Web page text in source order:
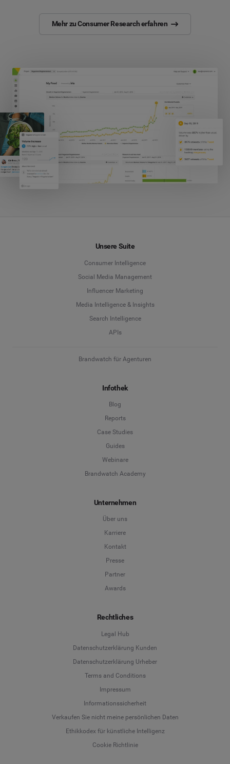
Mehr zu Consumer Research erfahren
Unsere Suite
Consumer Intelligence
Social Media Management
Influencer Marketing
Media Intelligence & Insights
Search Intelligence
APIs
Brandwatch für Agenturen
Infothek
Blog
Reports
Case Studies
Guides
Webinare
Brandwatch Academy
Unternehmen
Über uns
Karriere
Kontakt
Presse
Partner
Awards
Rechtliches
Legal Hub
Datenschutzerklärung Kunden
Datenschutzerklärung Urheber
Terms and Conditions
Impressum
Informationssicherheit
Verkaufen Sie nicht meine persönlichen Daten
Ethikkodex für künstliche Intelligenz
Cookie Richtlinie
Deutsch
English